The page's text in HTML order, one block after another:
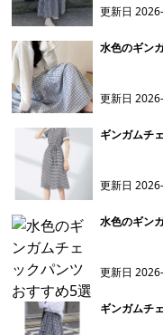
更新日
水色のギン
更新日
ギンガムチ
更新日
水色のギン
更新日
ギンガムチ